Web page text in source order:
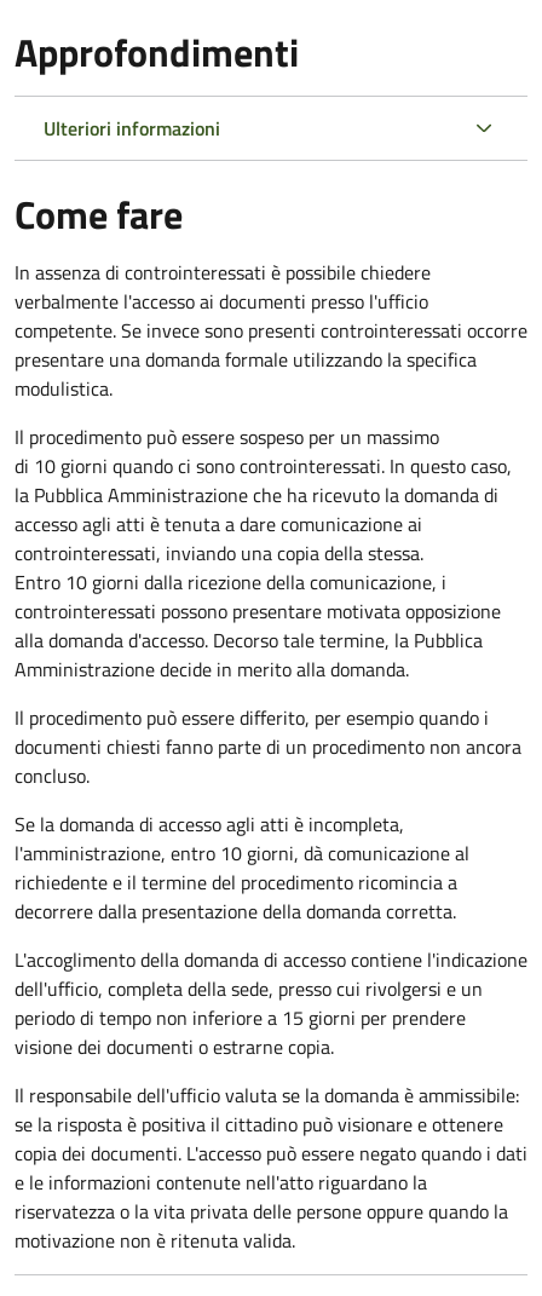
Approfondimenti
Ulteriori informazioni
Come fare
In assenza di controinteressati è possibile chiedere
verbalmente l'accesso ai documenti presso l'ufficio
competente. Se invece sono presenti controinteressati occorre
presentare una domanda formale utilizzando la specifica
modulistica.
Il procedimento può essere sospeso per un massimo
di 10 giorni quando ci sono controinteressati. In questo caso,
la Pubblica Amministrazione che ha ricevuto la domanda di
accesso agli atti è tenuta a dare comunicazione ai
controinteressati, inviando una copia della stessa.
Entro 10 giorni dalla ricezione della comunicazione, i
controinteressati possono presentare motivata opposizione
alla domanda d'accesso. Decorso tale termine, la Pubblica
Amministrazione decide in merito alla domanda.
Il procedimento può essere differito, per esempio quando i
documenti chiesti fanno parte di un procedimento non ancora
concluso.
Se la domanda di accesso agli atti è incompleta,
l'amministrazione, entro 10 giorni, dà comunicazione al
richiedente e il termine del procedimento ricomincia a
decorrere dalla presentazione della domanda corretta.
L'accoglimento della domanda di accesso contiene l'indicazione
dell'ufficio, completa della sede, presso cui rivolgersi e un
periodo di tempo non inferiore a 15 giorni per prendere
visione dei documenti o estrarne copia.
Il responsabile dell'ufficio valuta se la domanda è ammissibile:
se la risposta è positiva il cittadino può visionare e ottenere
copia dei documenti. L'accesso può essere negato quando i dati
e le informazioni contenute nell'atto riguardano la
riservatezza o la vita privata delle persone oppure quando la
motivazione non è ritenuta valida.